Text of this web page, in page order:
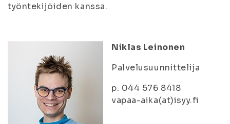
työntekijöiden kanssa.
Niklas Leinonen
Palvelusuunnittelija
p. 044 576 8418
vapaa-aika(at)isyy.fi